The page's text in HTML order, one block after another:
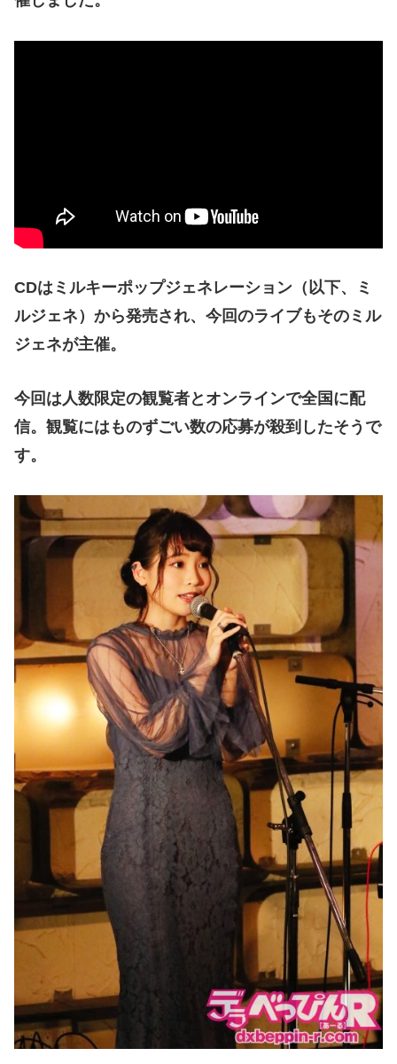
CDはミルキーポップジェネレーション（以下、ミ
ルジェネ）から発売され、今回のライブもそのミル
ジェネが主催。
今回は人数限定の観覧者とオンラインで全国に配
信。観覧にはものずごい数の応募が殺到したそうで
す。